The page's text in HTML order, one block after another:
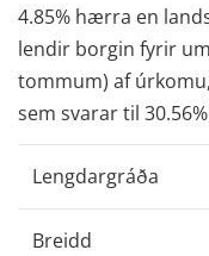
4.85% hærra en
lendir borgin fyrir
tommum) af
sem svarar til
Lengdargráða
Breidd